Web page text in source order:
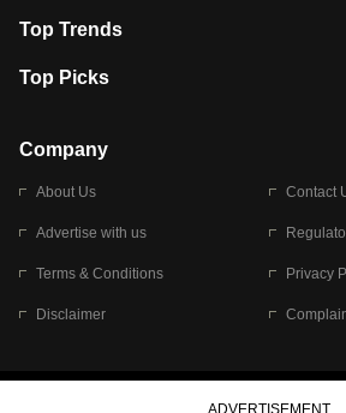
10 अगस्त को विधानसभा का घेराव करेंगे
Top Trends
RBI का नया नियम: अब बैंकों को अपनी सभी
Top Picks
बारिश की चेतावनी
Company
About Us Contact
Advertise with us
Terms & Conditions Privacy
Disclaimer